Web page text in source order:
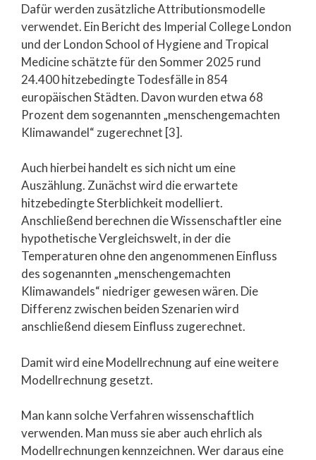
Dafür werden zusätzliche Attributionsmodelle
verwendet. Ein Bericht des Imperial College London
und der London School of Hygiene and Tropical
Medicine schätzte für den Sommer 2025 rund
24.400 hitzebedingte Todesfälle in 854
europäischen Städten. Davon wurden etwa 68
Prozent dem sogenannten „menschengemachten
Klimawandel“ zugerechnet [3].
Auch hierbei handelt es sich nicht um eine
Auszählung. Zunächst wird die erwartete
hitzebedingte Sterblichkeit modelliert.
Anschließend berechnen die Wissenschaftler eine
hypothetische Vergleichswelt, in der die
Temperaturen ohne den angenommenen Einfluss
des sogenannten „menschengemachten
Klimawandels“ niedriger gewesen wären. Die
Differenz zwischen beiden Szenarien wird
anschließend diesem Einfluss zugerechnet.
Damit wird eine Modellrechnung auf eine weitere
Modellrechnung gesetzt.
Man kann solche Verfahren wissenschaftlich
verwenden. Man muss sie aber auch ehrlich als
Modellrechnungen kennzeichnen. Wer daraus eine